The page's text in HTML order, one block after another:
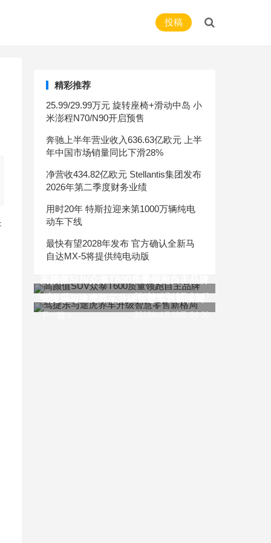
投稿
精彩推荐
25.99/29.99万元 旋转座椅+滑动中岛 小
米澎程N70/N90开启预售
奔驰上半年营业收入636.63亿欧元 上半
年中国市场销量同比下滑28%
净营收434.82亿欧元 Stellantis集团发布
2026年第二季度财务业绩
用时20年 特斯拉迎来第1000万辆纯电
动车下线
最快有望2028年发布 官方确认全新马
自达MX-5将提供纯电动版
上一篇 2018年4月18日 04:43
下一篇 2018年4月19日 04:30